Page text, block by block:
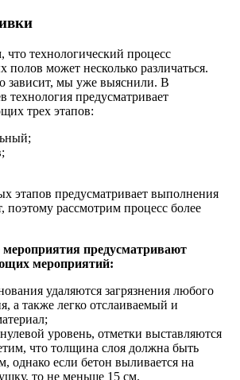
что технологический процесс
полов может несколько различаться.
зависит, мы уже выяснили. В
технология предусматривает
трех этапов:
этапов предусматривает выполнения
поэтому рассмотрим процесс более
предусматривают
мероприятий:
удаляются загрязнения любого
а также легко отслаиваемый и
уровень, отметки выставляются
что толщина слоя должна быть
однако если бетон выливается на
то не меньше 15 см.